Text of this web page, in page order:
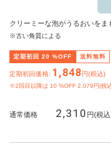
クリーミーな泡がうるおいを
※古い角質による
定期初回 20 %OFF 送料無料
定期初回価格: 1,848円(税込)
※2回目以降は 10 %OFF 2,079円(税
通常価格 2,310 円(税